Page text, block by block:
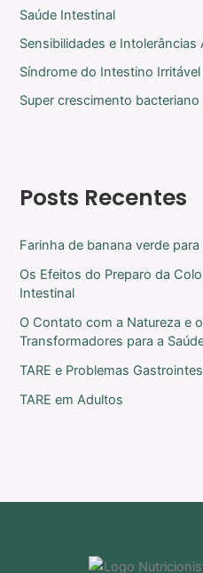
Saúde Intestinal
Sensibilidades e Intolerâncias
Síndrome do Intestino Irritável
Super crescimento
Posts Recentes
Farinha de banana verde
Os Efeitos do Preparo da
Intestinal
O Contato com a Natureza e
Transformadores para a
TARE e Problemas
TARE em Adultos